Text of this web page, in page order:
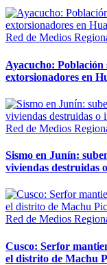
Red de Medios
Ayacucho: Población
extorsionadores en
Red de Medios
Sismo en Junín:
viviendas destruidas
Red de Medios
Cusco: Serfor
el distrito de Machu